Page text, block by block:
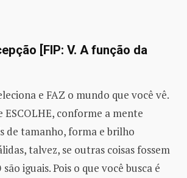
[FIP: V. A função da
e FAZ o mundo que você vê.
conforme a mente
de tamanho, forma e brilho
talvez, se outras coisas fossem
iguais. Pois o que você busca é